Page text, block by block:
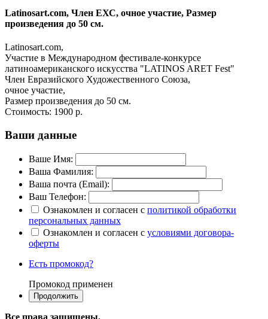
Latinosart.com, Член ЕХС, очное участие, Размер
произведения до 50 см.
Latinosart.com,
Участие в Международном фестивале-конкурсе
латиноамериканского искусства "LATINOS ARET Fest"
Член Евразийского Художественного Союза,
очное участие,
Размер произведения до 50 см.
Стоимость: 1900 р.
Ваши данные
Ваше Имя:
Ваша Фамилия:
Ваша почта (Email):
Ваш Телефон:
Ознакомлен и согласен с политикой обработки
персональных данных
Ознакомлен и согласен с условиями договора-
оферты
Есть промокод?
Промокод применен
Все права защищены.